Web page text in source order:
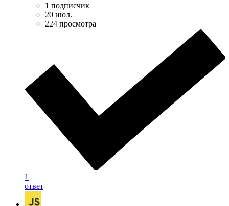
1 подписчик
20 июл.
224 просмотра
1
ответ